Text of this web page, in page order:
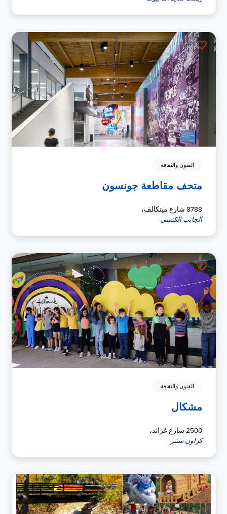
الفنون والثقافة
متحف مقاطعة جونسون
8788 شارع ميتكالف،
الجانب الكنسي
الفنون والثقافة
مشكال
2500 شارع غراند،
كراون سنتر